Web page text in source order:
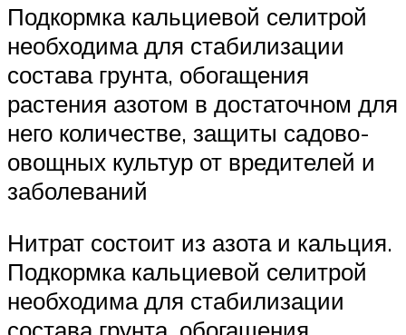
Подкормка кальциевой селитрой
необходима для стабилизации
состава грунта, обогащения
растения азотом в достаточном для
него количестве, защиты садово-
овощных культур от вредителей и
заболеваний
Нитрат состоит из азота и кальция.
Подкормка кальциевой селитрой
необходима для стабилизации